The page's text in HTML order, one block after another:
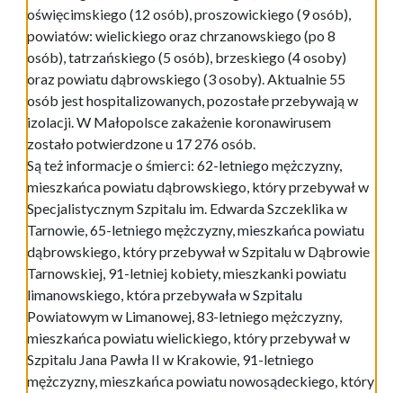
oświęcimskiego (12 osób), proszowickiego (9 osób),
powiatów: wielickiego oraz chrzanowskiego (po 8
osób), tatrzańskiego (5 osób), brzeskiego (4 osoby)
oraz powiatu dąbrowskiego (3 osoby). Aktualnie 55
osób jest hospitalizowanych, pozostałe przebywają w
izolacji. W Małopolsce zakażenie koronawirusem
zostało potwierdzone u 17 276 osób.
Są też informacje o śmierci: 62-letniego mężczyzny,
mieszkańca powiatu dąbrowskiego, który przebywał w
Specjalistycznym Szpitalu im. Edwarda Szczeklika w
Tarnowie, 65-letniego mężczyzny, mieszkańca powiatu
dąbrowskiego, który przebywał w Szpitalu w Dąbrowie
Tarnowskiej, 91-letniej kobiety, mieszkanki powiatu
limanowskiego, która przebywała w Szpitalu
Powiatowym w Limanowej, 83-letniego mężczyzny,
mieszkańca powiatu wielickiego, który przebywał w
Szpitalu Jana Pawła II w Krakowie, 91-letniego
mężczyzny, mieszkańca powiatu nowosądeckiego, który